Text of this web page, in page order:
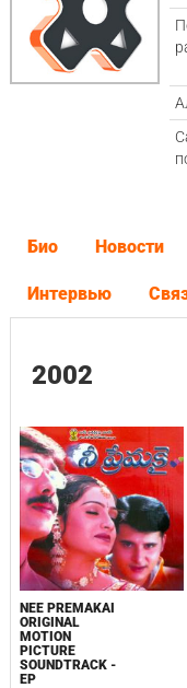
Био Новости
Интервью
2002
NEE PREMAKAI
ORIGINAL
MOTION
PICTURE
SOUNDTRACK -
EP